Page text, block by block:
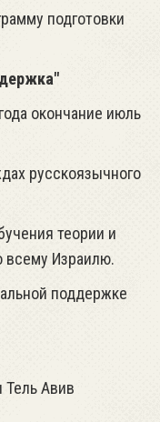
подготовки
окончание июль
русскоязычного
теории и
всему Израилю.
поддержке
Авив